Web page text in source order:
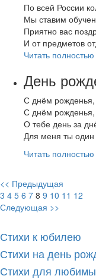
По всей России
Мы ставим
Приятно вас
И от предметов
Читать полностью
День
С днём
С днём
О тебе день за
Для меня ты
Читать полностью
<< Предыдущая
3 4 5 6 7 8 9 10 11 12
Следующая >>
Стихи к юбилею
Стихи на день
Стихи для